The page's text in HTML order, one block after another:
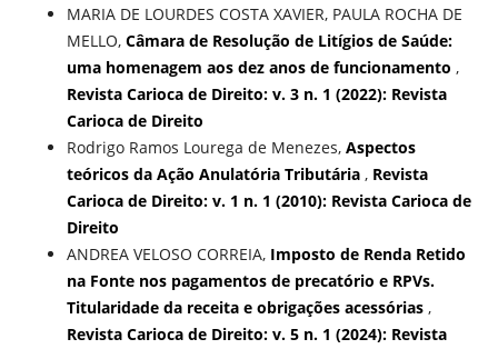
MARIA DE LOURDES COSTA XAVIER, PAULA ROCHA DE
MELLO, Câmara de Resolução de Litígios de Saúde:
uma homenagem aos dez anos de funcionamento ,
Revista Carioca de Direito: v. 3 n. 1 (2022): Revista
Carioca de Direito
Rodrigo Ramos Lourega de Menezes, Aspectos
teóricos da Ação Anulatória Tributária , Revista
Carioca de Direito: v. 1 n. 1 (2010): Revista Carioca de
Direito
ANDREA VELOSO CORREIA, Imposto de Renda Retido
na Fonte nos pagamentos de precatório e RPVs.
Titularidade da receita e obrigações acessórias ,
Revista Carioca de Direito: v. 5 n. 1 (2024): Revista